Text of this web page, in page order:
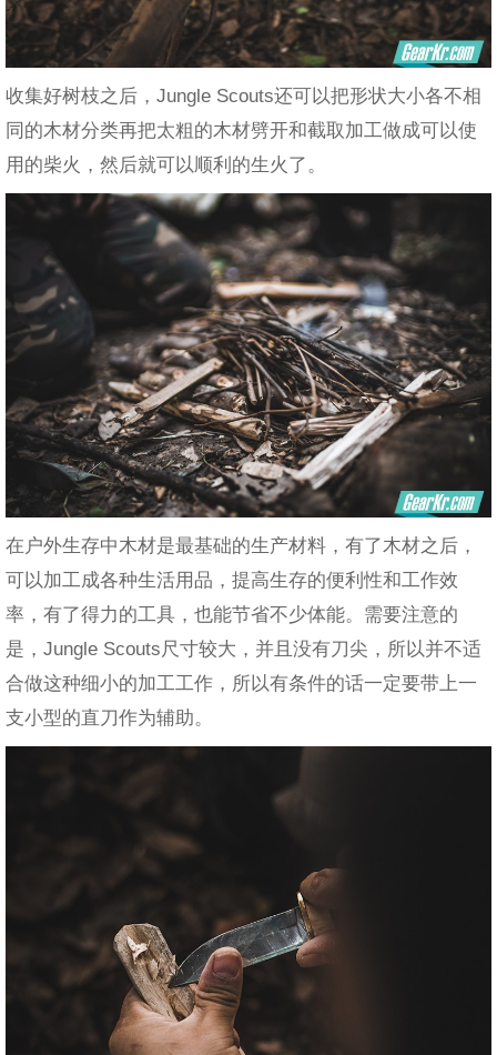
收集好树枝之后，Jungle Scouts还可以把形状大小各不相
同的木材分类再把太粗的木材劈开和截取加工做成可以使
用的柴火，然后就可以顺利的生火了。
在户外生存中木材是最基础的生产材料，有了木材之后，
可以加工成各种生活用品，提高生存的便利性和工作效
率，有了得力的工具，也能节省不少体能。需要注意的
是，Jungle Scouts尺寸较大，并且没有刀尖，所以并不适
合做这种细小的加工工作，所以有条件的话一定要带上一
支小型的直刀作为辅助。